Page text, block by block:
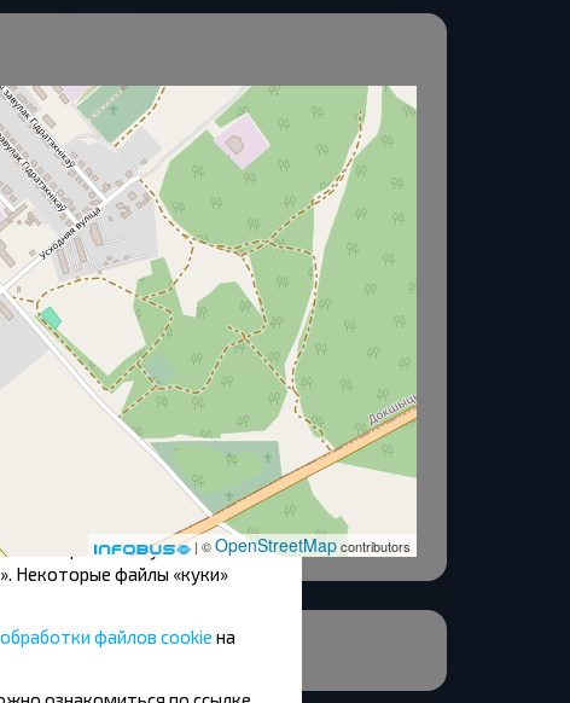
| ©OpenStreetMapcontributors
О нас
Принять частично или
эффективности
устройстве, если они
файлов «куки»
Некоторые файлы «куки»
файлов cookie на
ознакомиться по ссылке